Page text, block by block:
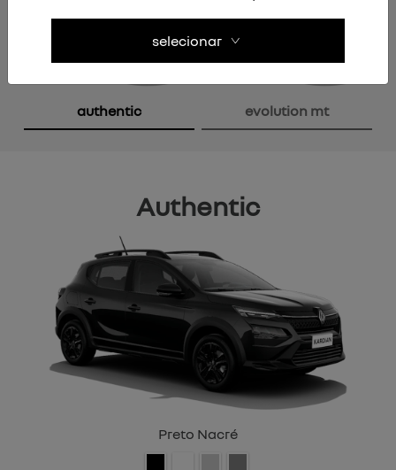
authentic evolution mt
Anterior
Authentic
Preto Nacré
selecionar